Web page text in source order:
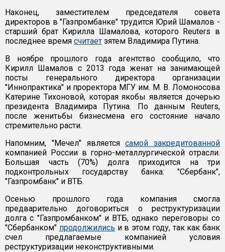
Наконец, заместителем председателя совета
директоров в "Газпромбанке" трудится Юрий Шамалов -
старший брат Кирилла Шамалова, которого Reuters в
последнее время считает зятем Владимира Путина.
В ноябре прошлого года агентство сообщило, что
Кирилл Шамалов с 2013 года женат на занимающей
посты генерального директора организации
"Иннопрактика" и проректора МГУ им. М. В. Ломоносова
Катерине Тихоновой, которая якобы является дочерью
президента Владимира Путина. По данным Reuters,
после женитьбы бизнесмена его состояние начало
стремительно расти.
Напомним, "Мечел" являетсясамой закредитованной
компанией России в горно-металлургической отрасли.
Большая часть (70%) долга приходится на три
подконтрольных государству банка: "Сбербанк",
"Газпромбанк" и ВТБ.
Осенью прошлого года компания смогла
предварительно договориться о реструктуризации
долга с "Газпромбанком" и ВТБ, однако переговоры со
"Сбербанком" продолжились и в этом году, так как банк
счел предлагаемые компанией условия
реструктуризации неконструктивными.